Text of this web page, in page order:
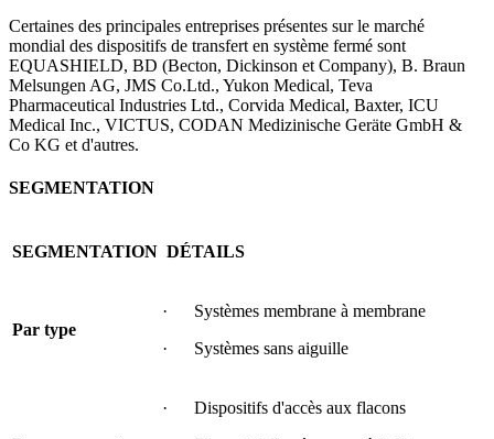
Certaines des principales entreprises présentes sur le marché
mondial des dispositifs de transfert en système fermé sont
EQUASHIELD, BD (Becton, Dickinson et Company), B. Braun
Melsungen AG, JMS Co.Ltd., Yukon Medical, Teva
Pharmaceutical Industries Ltd., Corvida Medical, Baxter, ICU
Medical Inc., VICTUS, CODAN Medizinische Geräte GmbH &
Co KG et d'autres.
SEGMENTATION
SEGMENTATION DÉTAILS
Par type
· Systèmes membrane à membrane
· Systèmes sans aiguille
· Dispositifs d'accès aux flacons